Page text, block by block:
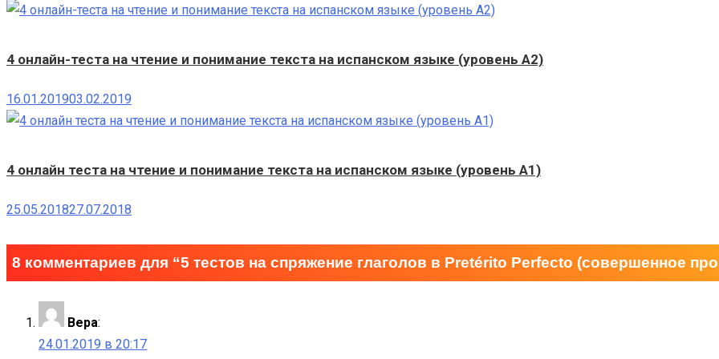
4 онлайн-теста на чтение и понимание текста на испанском языке (уровень A2)
16.01.201903.02.2019
4 онлайн теста на чтение и понимание текста на испанском языке (уровень A1)
25.05.201827.07.2018
8 комментариев для “5 тестов на спряжение глаголов в Pretérito Perfecto (совершенное
Вера:
24.01.2019 в 20:17